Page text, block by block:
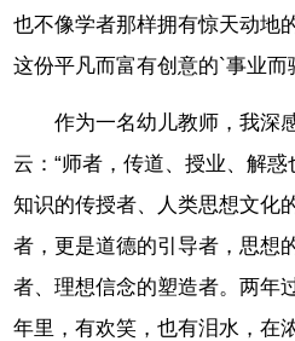
也不像学者那样拥有惊天动地
这份平凡而富有创意的`事业而
作为一名幼儿教师，我深
云：“师者，传道、授业、解
知识的传授者、人类思想文化
者，更是道德的引导者，思想
者、理想信念的塑造者。两年
年里，有欢笑，也有泪水，在